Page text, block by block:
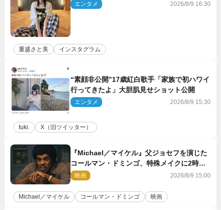
エンタメ 2026/8/9 16:30
重盛さと美 インスタグラム
“素顔非公開”17歳紅白歌手「家族で初ハワイ
行ってきたよ」大胆肌見せショット公開
エンタメ 2026/8/9 15:30
tuki. X（旧ツイッター）
『Michael／マイケル』父ジョセフを演じた
コールマン・ドミンゴ、特殊メイクに2時間
半かかっていた
映画 2026/8/9 15:00
Michael／マイケル コールマン・ドミンゴ 映画